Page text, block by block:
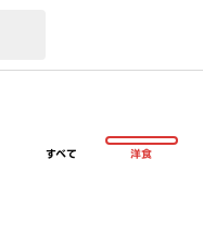
すべて 洋食